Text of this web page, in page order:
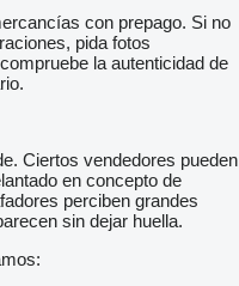
con prepago. Si no
pida fotos
la autenticidad de
Ciertos vendedores pueden
en concepto de
perciben grandes
sin dejar huella.